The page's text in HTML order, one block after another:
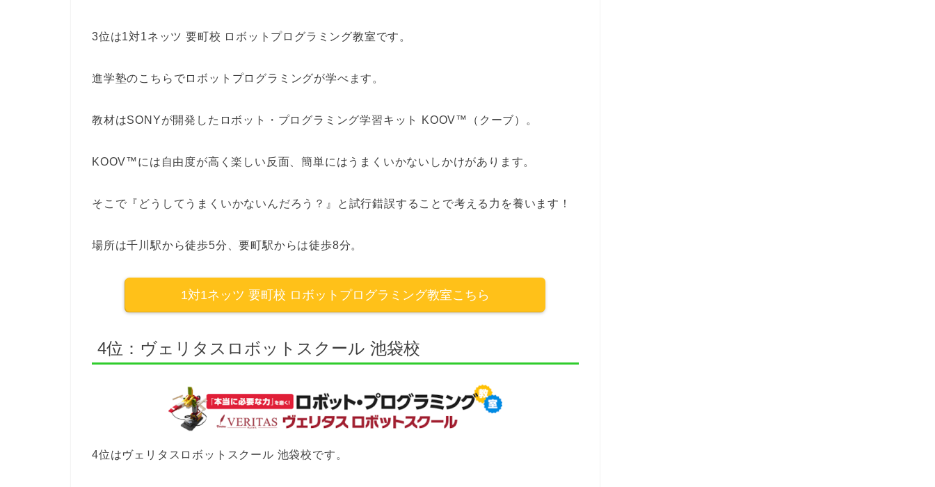
3位は1対1ネッツ 要町校 ロボットプログラミング教室です。
進学塾のこちらでロボットプログラミングが学べます。
教材はSONYが開発したロボット・プログラミング学習キット KOOV™（クーブ）。
KOOV™には自由度が高く楽しい反面、簡単にはうまくいかないしかけがあります。
そこで『どうしてうまくいかないんだろう？』と試行錯誤することで考える力を養います！
場所は千川駅から徒歩5分、要町駅からは徒歩8分。
1対1ネッツ 要町校 ロボットプログラミング教室こちら
4位：ヴェリタスロボットスクール 池袋校
4位はヴェリタスロボットスクール 池袋校です。